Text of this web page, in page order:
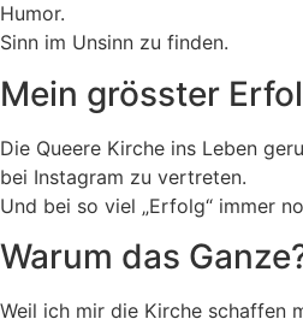
Humor.
Sinn im Unsinn zu finden.
Mein grösster
Die Queere Kirche ins Leben
bei Instagram zu vertreten.
Und bei so viel „Erfolg“ immer
Warum das
Weil ich mir die Kirche schaffen